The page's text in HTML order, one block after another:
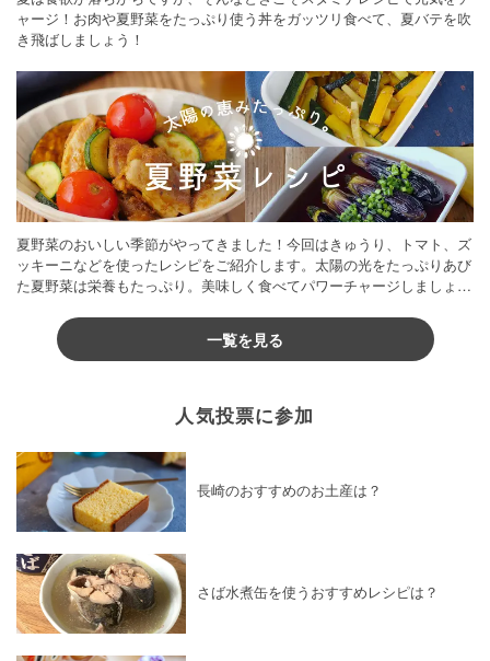
ャージ！お肉や夏野菜をたっぷり使う丼をガッツリ食べて、夏バテを吹
き飛ばしましょう！
夏野菜のおいしい季節がやってきました！今回はきゅうり、トマト、ズ
ッキーニなどを使ったレシピをご紹介します。太陽の光をたっぷりあび
た夏野菜は栄養もたっぷり。美味しく食べてパワーチャージしましょう
一覧を見る
人気投票に参加
長崎のおすすめのお土産は？
さば水煮缶を使うおすすめレシピは？